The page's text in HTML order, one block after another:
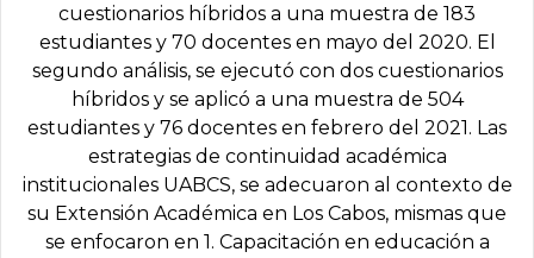
cuestionarios híbridos a una muestra de 183
estudiantes y 70 docentes en mayo del 2020. El
segundo análisis, se ejecutó con dos cuestionarios
híbridos y se aplicó a una muestra de 504
estudiantes y 76 docentes en febrero del 2021. Las
estrategias de continuidad académica
institucionales UABCS, se adecuaron al contexto de
su Extensión Académica en Los Cabos, mismas que
se enfocaron en 1. Capacitación en educación a